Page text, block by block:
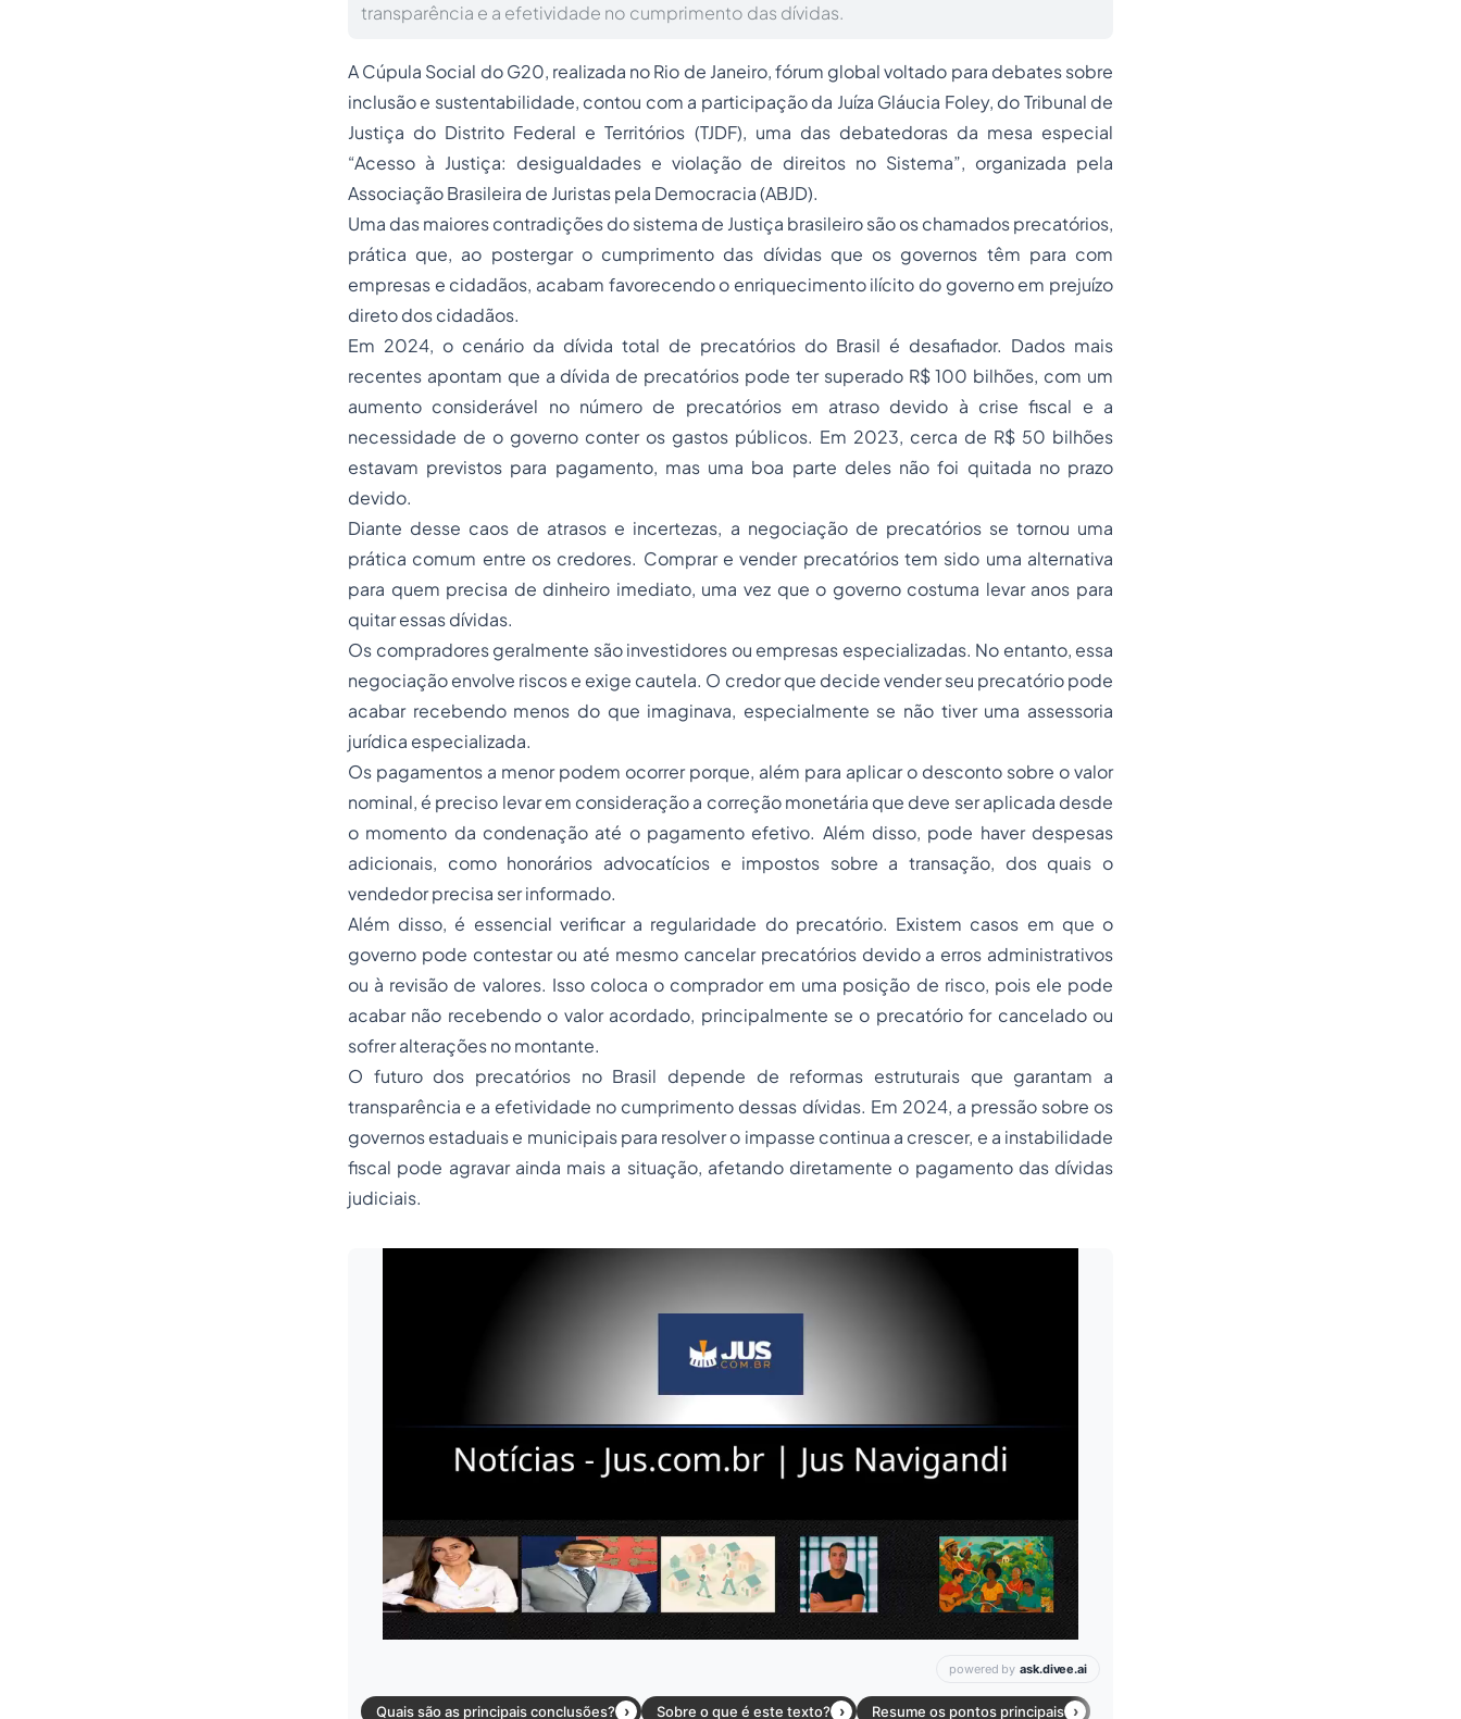
transparência e a efetividade no cumprimento das dívidas.
A Cúpula Social do G20, realizada no Rio de Janeiro, fórum global voltado para debates sobre
inclusão e sustentabilidade, contou com a participação da Juíza Gláucia Foley, do Tribunal de
Justiça do Distrito Federal e Territórios (TJDF), uma das debatedoras da mesa especial
“Acesso à Justiça: desigualdades e violação de direitos no Sistema”, organizada pela
Associação Brasileira de Juristas pela Democracia (ABJD).
Uma das maiores contradições do sistema de Justiça brasileiro são os chamados precatórios,
prática que, ao postergar o cumprimento das dívidas que os governos têm para com
empresas e cidadãos, acabam favorecendo o enriquecimento ilícito do governo em prejuízo
direto dos cidadãos.
Em 2024, o cenário da dívida total de precatórios do Brasil é desafiador. Dados mais
recentes apontam que a dívida de precatórios pode ter superado R$ 100 bilhões, com um
aumento considerável no número de precatórios em atraso devido à crise fiscal e a
necessidade de o governo conter os gastos públicos. Em 2023, cerca de R$ 50 bilhões
estavam previstos para pagamento, mas uma boa parte deles não foi quitada no prazo
devido.
Diante desse caos de atrasos e incertezas, a negociação de precatórios se tornou uma
prática comum entre os credores. Comprar e vender precatórios tem sido uma alternativa
para quem precisa de dinheiro imediato, uma vez que o governo costuma levar anos para
quitar essas dívidas.
Os compradores geralmente são investidores ou empresas especializadas. No entanto, essa
negociação envolve riscos e exige cautela. O credor que decide vender seu precatório pode
acabar recebendo menos do que imaginava, especialmente se não tiver uma assessoria
jurídica especializada.
Os pagamentos a menor podem ocorrer porque, além para aplicar o desconto sobre o valor
nominal, é preciso levar em consideração a correção monetária que deve ser aplicada desde
o momento da condenação até o pagamento efetivo. Além disso, pode haver despesas
adicionais, como honorários advocatícios e impostos sobre a transação, dos quais o
vendedor precisa ser informado.
Além disso, é essencial verificar a regularidade do precatório. Existem casos em que o
governo pode contestar ou até mesmo cancelar precatórios devido a erros administrativos
ou à revisão de valores. Isso coloca o comprador em uma posição de risco, pois ele pode
acabar não recebendo o valor acordado, principalmente se o precatório for cancelado ou
sofrer alterações no montante.
O futuro dos precatórios no Brasil depende de reformas estruturais que garantam a
transparência e a efetividade no cumprimento dessas dívidas. Em 2024, a pressão sobre os
governos estaduais e municipais para resolver o impasse continua a crescer, e a instabilidade
fiscal pode agravar ainda mais a situação, afetando diretamente o pagamento das dívidas
judiciais.